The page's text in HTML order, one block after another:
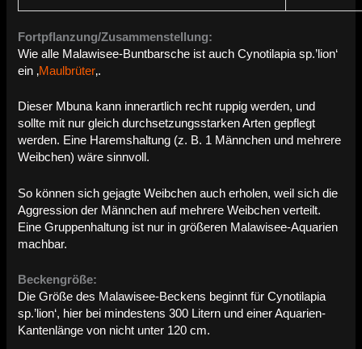
Fortpflanzung/Zusammenstellung:
Wie alle Malawisee-Buntbarsche ist auch Cynotilapia sp.’lion‘
ein ‚Maulbrüter‚.
Dieser Mbuna kann innerartlich recht ruppig werden, und
sollte mit nur gleich durchsetzungsstarken Arten gepflegt
werden. Eine Haremshaltung (z. B. 1 Männchen und mehrere
Weibchen) wäre sinnvoll.
So können sich gejagte Weibchen auch erholen, weil sich die
Aggression der Männchen auf mehrere Weibchen verteilt.
Eine Gruppenhaltung ist nur in größeren Malawisee-Aquarien
machbar.
Beckengröße:
Die Größe des Malawisee-Beckens beginnt für Cynotilapia
sp.’lion‘, hier bei mindestens 300 Litern und einer Aquarien-
Kantenlänge von nicht unter 120 cm.